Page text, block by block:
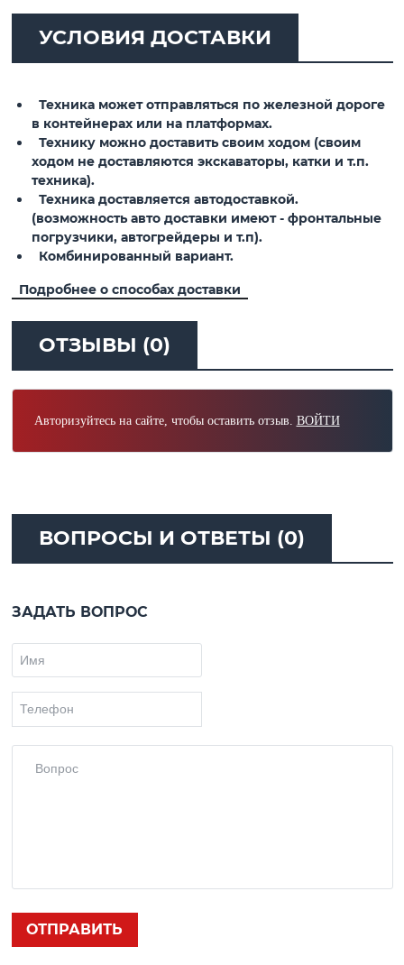
УСЛОВИЯ ДОСТАВКИ
Техника может отправляться по железной дороге
в контейнерах или на платформах.
Технику можно доставить своим ходом (своим
ходом не доставляются экскаваторы, катки и т.п.
техника).
Техника доставляется автодоставкой.
(возможность авто доставки имеют - фронтальные
погрузчики, автогрейдеры и т.п).
Комбинированный вариант.
Подробнее о способах доставки
ОТЗЫВЫ (0)
Авторизуйтесь на сайте, чтобы оставить отзыв. ВОЙТИ
ВОПРОСЫ И ОТВЕТЫ (0)
ЗАДАТЬ ВОПРОС